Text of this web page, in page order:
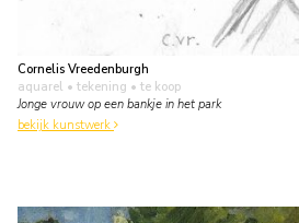
Cornelis Vreedenburgh
aquarel • tekening • te koop
Jonge vrouw op een bankje in het park
bekijk kunstwerk